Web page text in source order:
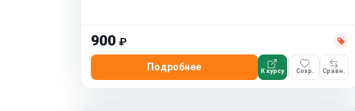
900 ₽
Подробнее К курсу Сохр. Сравн.